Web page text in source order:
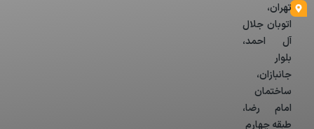
تهران،
اتوبان جلال
آل احمد،
بلوار
جانبازان،
ساختمان
امام رضا،
طبقه چهارم